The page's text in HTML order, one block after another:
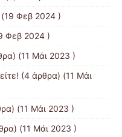
Φεβ 2024 )
Φεβ 2024 )
(11 Μάι 2023 )
(4 άρθρα) (11 Μάι
(11 Μάι 2023 )
(11 Μάι 2023 )